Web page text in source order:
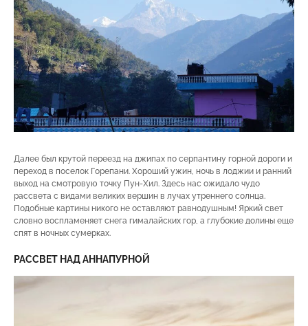
Далее был крутой переезд на джипах по серпантину горной дороги и
переход в поселок Горепани. Хороший ужин, ночь в лоджии и ранний
выход на смотровую точку Пун-Хил. Здесь нас ожидало чудо
рассвета с видами великих вершин в лучах утреннего солнца.
Подобные картины никого не оставляют равнодушным! Яркий свет
словно воспламеняет снега гималайских гор, а глубокие долины еще
спят в ночных сумерках.
РАССВЕТ НАД АННАПУРНОЙ